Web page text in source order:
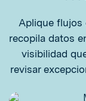
Aplique flujos
recopila datos
visibilidad
revisar